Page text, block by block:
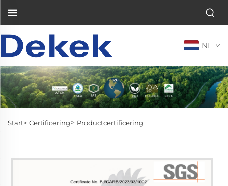
NL
Start> Certificering> Productcertificering